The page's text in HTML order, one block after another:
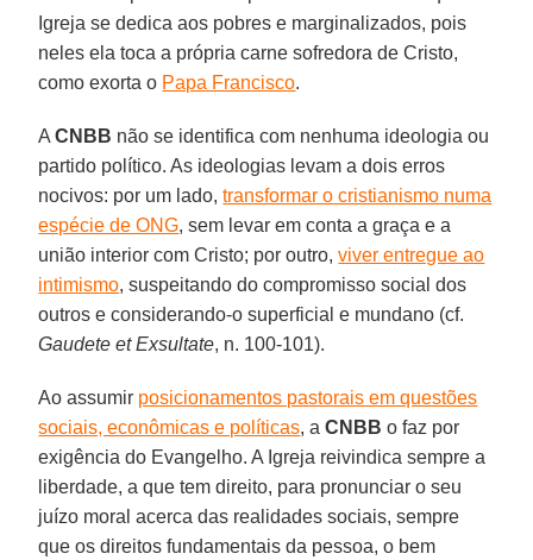
Igreja se dedica aos pobres e marginalizados, pois
neles ela toca a própria carne sofredora de Cristo,
como exorta o Papa Francisco.
ACNBB não se identifica com nenhuma ideologia ou
partido político. As ideologias levam a dois erros
nocivos: por um lado,transformar o cristianismo numa
espécie de ONG, sem levar em conta a graça e a
união interior com Cristo; por outro,viver entregue ao
intimismo, suspeitando do compromisso social dos
outros e considerando-o superficial e mundano (cf.
Gaudete et Exsultate, n. 100-101).
Ao assumir posicionamentos pastorais em questões
sociais, econômicas e políticas, aCNBB o faz por
exigência do Evangelho. A Igreja reivindica sempre a
liberdade, a que tem direito, para pronunciar o seu
juízo moral acerca das realidades sociais, sempre
que os direitos fundamentais da pessoa, o bem